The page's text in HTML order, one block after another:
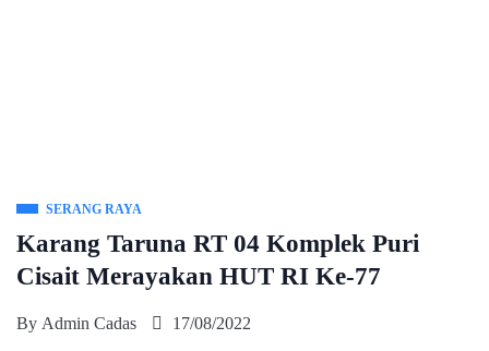
SERANG RAYA
Karang Taruna RT 04 Komplek Puri
Cisait Merayakan HUT RI Ke-77
By Admin Cadas 17/08/2022